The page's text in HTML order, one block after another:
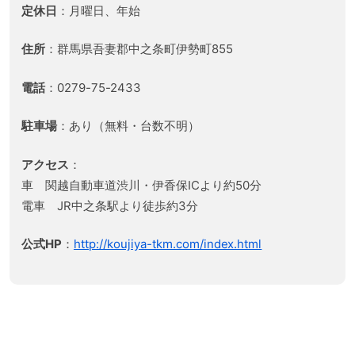
定休日 ：月曜日、年始
住所：群馬県吾妻郡中之条町伊勢町855
電話：0279-75-2433
駐車場：あり（無料・台数不明）
アクセス ：
車 関越自動車道渋川・伊香保ICより約50分
電車 JR中之条駅より徒歩約3分
公式HP ： http://koujiya-tkm.com/index.html